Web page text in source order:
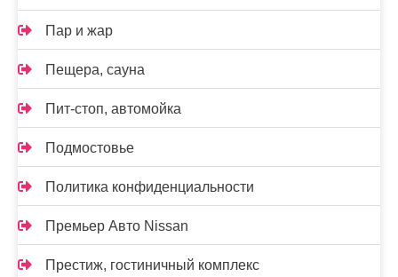
Пар и жар
Пещера, сауна
Пит-стоп, автомойка
Подмостовье
Политика конфиденциальности
Премьер Авто Nissan
Престиж, гостиничный комплекс